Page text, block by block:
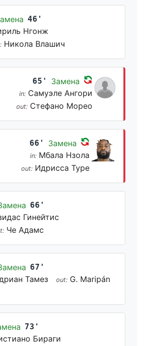
46'
Нгонж
Никола Влашич
65' Замена
in: Самуэле Ангори
out: Стефано Морео
66' Замена
in: Мбала Нзола
out: Идрисса Туре
66'
Гинейтис
Че Адамс
67'
Тамез out: G. Maripán
73'
Бираги